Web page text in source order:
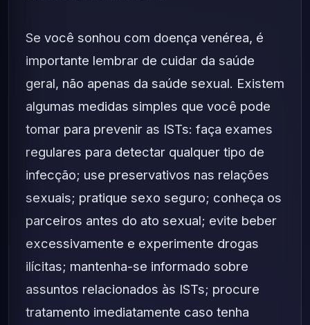
Se você sonhou com doença venérea, é
importante lembrar de cuidar da saúde
geral, não apenas da saúde sexual. Existem
algumas medidas simples que você pode
tomar para prevenir as ISTs: faça exames
regulares para detectar qualquer tipo de
infecção; use preservativos nas relações
sexuais; pratique sexo seguro; conheça os
parceiros antes do ato sexual; evite beber
excessivamente e experimente drogas
ilícitas; mantenha-se informado sobre
assuntos relacionados às ISTs; procure
tratamento imediatamente caso tenha